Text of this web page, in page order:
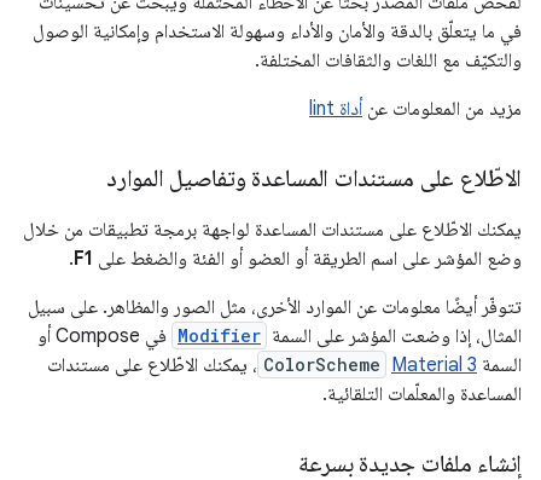
في ما يتعلّق بالدقة والأمان والأداء وسهولة الاستخدام وإمكانية الوصول
والتكيّف مع اللغات والثقافات المختلفة.
مزيد من المعلومات عن أداة lint
الاطّلاع على مستندات المساعدة وتفاصيل الموارد
يمكنك الاطّلاع على مستندات المساعدة لواجهة برمجة تطبيقات من خلال
وضع المؤشر على اسم الطريقة أو العضو أو الفئة والضغط على F1
.
تتوفّر أيضًا معلومات عن الموارد الأخرى، مثل الصور والمظاهر. على سبيل
المثال، إذا وضعت المؤشر على السمة Modifier
في Compose أو
السمة Material 3
ColorScheme ، يمكنك الاطّلاع على مستندات
المساعدة والمعلّمات التلقائية.
إنشاء ملفات جديدة بسرعة